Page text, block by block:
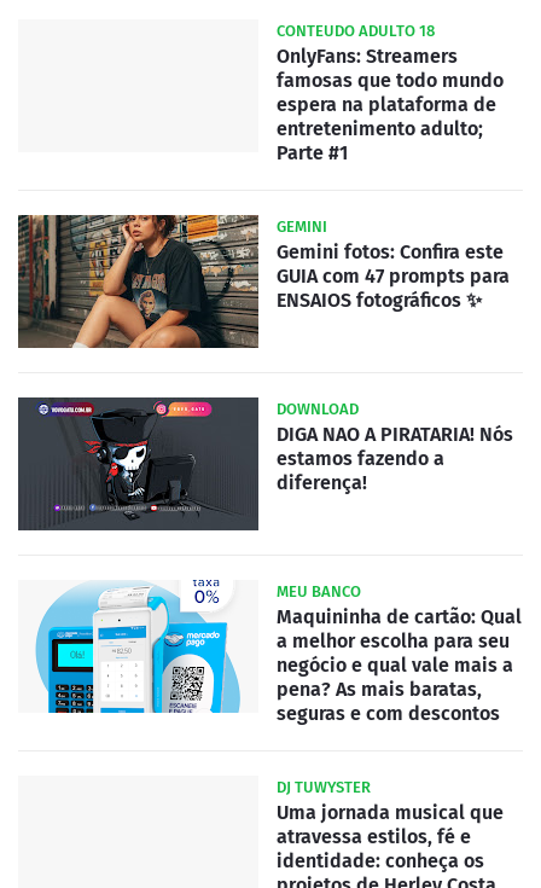
CONTEUDO ADULTO 18
OnlyFans: Streamers
famosas que todo mundo
espera na plataforma de
entretenimento adulto;
Parte #1
GEMINI
Gemini fotos: Confira este
GUIA com 47 prompts para
ENSAIOS fotográficos ✨
DOWNLOAD
DIGA NAO A PIRATARIA! Nós
estamos fazendo a
diferença!
MEU BANCO
Maquininha de cartão: Qual
a melhor escolha para seu
negócio e qual vale mais a
pena? As mais baratas,
seguras e com descontos
DJ TUWYSTER
Uma jornada musical que
atravessa estilos, fé e
identidade: conheça os